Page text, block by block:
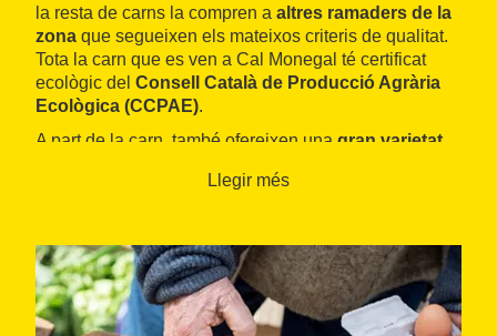
la resta de carns la compren a altres ramaders de la
zona que segueixen els mateixos criteris de qualitat.
Tota la carn que es ven a Cal Monegal té certificat
ecològic del Consell Català de Producció Agrària
Ecològica (CCPAE).
A part de la carn, també ofereixen una gran varietat
vegada més. Des de fruita i verdura, ous, conserves,
seva pàgina web es poden fer comandes a domicili
Llegir més